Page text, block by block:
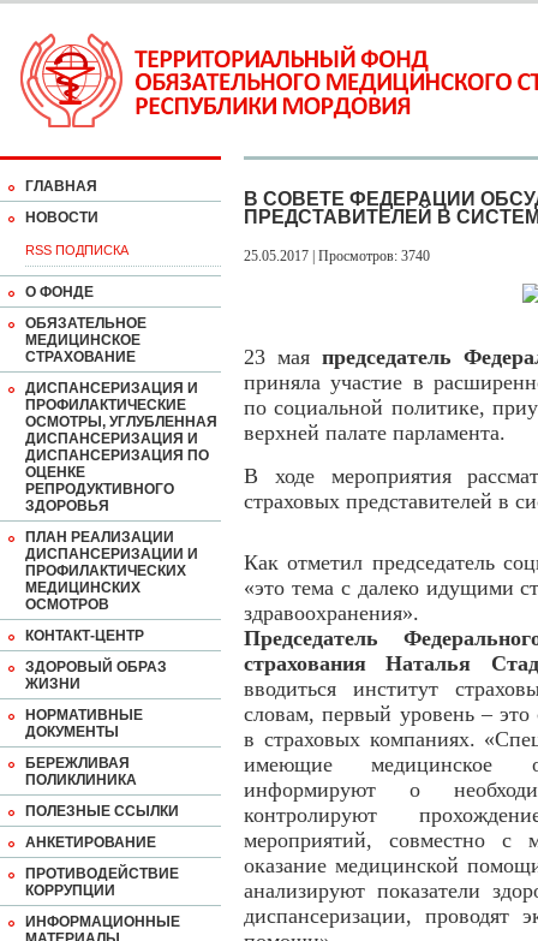
ГЛАВНАЯ
НОВОСТИ
RSS ПОДПИСКА
О ФОНДЕ
ОБЯЗАТЕЛЬНОЕ
МЕДИЦИНСКОЕ
СТРАХОВАНИЕ
ДИСПАНСЕРИЗАЦИЯ И
ПРОФИЛАКТИЧЕСКИЕ
ОСМОТРЫ, УГЛУБЛЕННАЯ
ДИСПАНСЕРИЗАЦИЯ И
ДИСПАНСЕРИЗАЦИЯ ПО
ОЦЕНКЕ
РЕПРОДУКТИВНОГО
ЗДОРОВЬЯ
ПЛАН РЕАЛИЗАЦИИ
ДИСПАНСЕРИЗАЦИИ И
ПРОФИЛАКТИЧЕСКИХ
МЕДИЦИНСКИХ
ОСМОТРОВ
КОНТАКТ-ЦЕНТР
ЗДОРОВЫЙ ОБРАЗ
ЖИЗНИ
НОРМАТИВНЫЕ
ДОКУМЕНТЫ
БЕРЕЖЛИВАЯ
ПОЛИКЛИНИКА
ПОЛЕЗНЫЕ ССЫЛКИ
АНКЕТИРОВАНИЕ
ПРОТИВОДЕЙСТВИЕ
КОРРУПЦИИ
ИНФОРМАЦИОННЫЕ
В СОВЕТЕ ФЕДЕРАЦИИ
ПРЕДСТАВИТЕЛЕЙ В
25.05.2017 | Просмотров: 3740
23 мая председатель
приняла участие в
по социальной политике,
верхней палате парламента.
В ходе мероприятия
страховых представителей в
Как отметил председатель
«это тема с далеко идущими
здравоохранения».
Председатель
страхования Наталья
вводиться институт
словам, первый уровень –
в страховых компаниях.
имеющие медицинское
информируют о
контролируют
мероприятий, совместно с
оказание медицинской
анализируют показатели
диспансеризации, проводят